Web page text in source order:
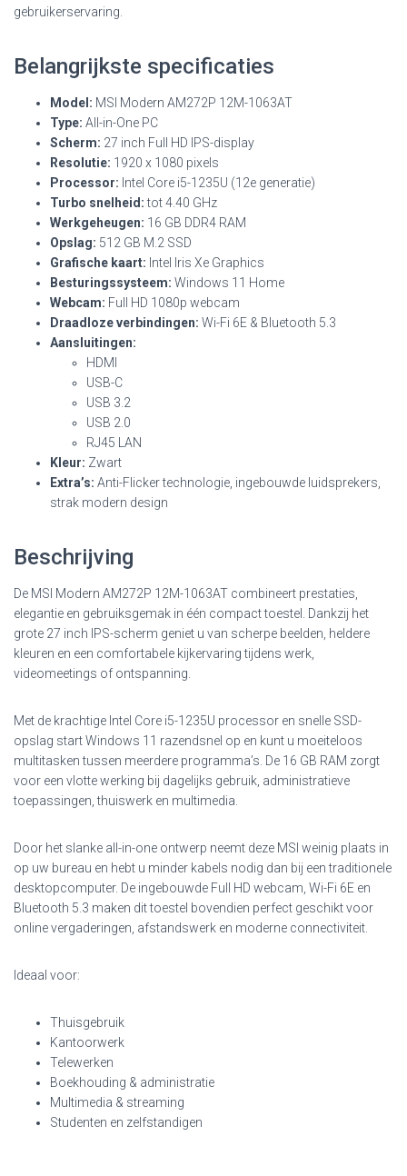
gebruikerservaring.
Belangrijkste specificaties
Model: MSI Modern AM272P 12M-1063AT
Type: All-in-One PC
Scherm: 27 inch Full HD IPS-display
Resolutie: 1920 x 1080 pixels
Processor: Intel Core i5-1235U (12e generatie)
Turbo snelheid:tot 4.40 GHz
Werkgeheugen: 16 GB DDR4 RAM
Opslag: 512 GB M.2 SSD
Grafische kaart: Intel Iris Xe Graphics
Besturingssysteem: Windows 11 Home
Webcam: Full HD 1080p webcam
Draadloze verbindingen: Wi-Fi 6E & Bluetooth 5.3
Aansluitingen:
HDMI
USB-C
USB 3.2
USB 2.0
RJ45 LAN
Kleur: Zwart
Extra’s: Anti-Flicker technologie, ingebouwde luidsprekers,
strak modern design
Beschrijving
De MSI Modern AM272P 12M-1063AT combineert prestaties,
elegantie en gebruiksgemak in één compact toestel. Dankzij het
grote 27 inch IPS-scherm geniet u van scherpe beelden, heldere
kleuren en een comfortabele kijkervaring tijdens werk,
videomeetings of ontspanning.
Met de krachtige Intel Core i5-1235U processor en snelle SSD-
opslag start Windows 11 razendsnel op en kunt u moeiteloos
multitasken tussen meerdere programma’s. De 16 GB RAM zorgt
voor een vlotte werking bij dagelijks gebruik, administratieve
toepassingen, thuiswerk en multimedia.
Door het slanke all-in-one ontwerp neemt deze MSI weinig plaats in
op uw bureau en hebt u minder kabels nodig dan bij een traditionele
desktopcomputer. De ingebouwde Full HD webcam, Wi-Fi 6E en
Bluetooth 5.3 maken dit toestel bovendien perfect geschikt voor
online vergaderingen, afstandswerk en moderne connectiviteit.
Ideaal voor:
Thuisgebruik
Kantoorwerk
Telewerken
Boekhouding & administratie
Multimedia & streaming
Studenten en zelfstandigen